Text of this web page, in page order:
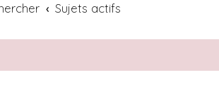
Sujets actifs